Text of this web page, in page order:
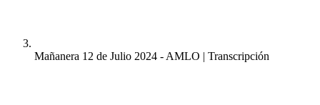
Mañanera 12 de Julio 2024 - AMLO | Transcripción